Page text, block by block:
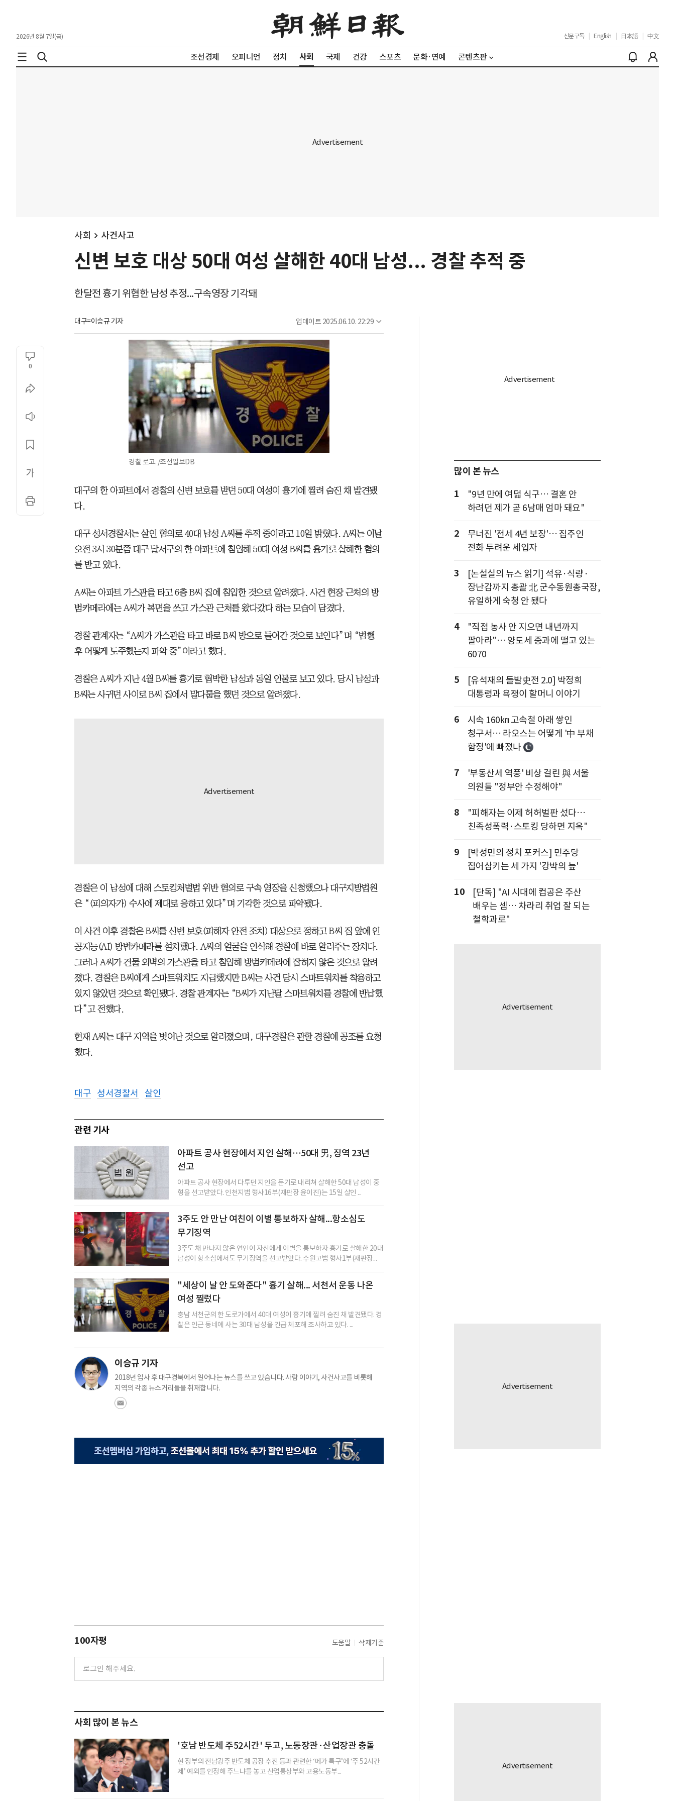
2026년 8월 7일(금) 신문구독 English 日本語 中文
조선경제 오피니언 정치 사회 국제 건강 스포츠 문화·연예 콘텐츠판
사회 사건사고
신변 보호 대상 50대 여성 살해한 40대 남성... 경찰 추적 중
한달전 흉기 위협한 남성 추정...구속영장 기각돼
대구=이승규 기자 업데이트 2025.06.10. 22:29
0
경찰 로고. /조선일보DB
대구의 한 아파트에서 경찰의 신변 보호를 받던 50대 여성이 흉기에 찔려 숨진 채 발견됐
다.
대구 성서경찰서는 살인 혐의로 40대 남성 A씨를 추적 중이라고 10일 밝혔다. A씨는 이날
오전 3시 30분쯤 대구 달서구의 한 아파트에 침입해 50대 여성 B씨를 흉기로 살해한 혐의
를 받고 있다.
A씨는 아파트 가스관을 타고 6층 B씨 집에 침입한 것으로 알려졌다. 사건 현장 근처의 방
범카메라에는 A씨가 복면을 쓰고 가스관 근처를 왔다갔다 하는 모습이 담겼다.
경찰 관계자는 “A씨가 가스관을 타고 바로 B씨 방으로 들어간 것으로 보인다”며 “범행
후 어떻게 도주했는지 파악 중”이라고 했다.
경찰은 A씨가 지난 4월 B씨를 흉기로 협박한 남성과 동일 인물로 보고 있다. 당시 남성과
B씨는 사귀던 사이로 B씨 집에서 말다툼을 했던 것으로 알려졌다.
경찰은 이 남성에 대해 스토킹처벌법 위반 혐의로 구속 영장을 신청했으나 대구지방법원
은 “(피의자가) 수사에 제대로 응하고 있다”며 기각한 것으로 파악됐다.
이 사건 이후 경찰은 B씨를 신변 보호(피해자 안전 조치) 대상으로 정하고 B씨 집 앞에 인
공지능(AI) 방범카메라를 설치했다. A씨의 얼굴을 인식해 경찰에 바로 알려주는 장치다.
그러나 A씨가 건물 외벽의 가스관을 타고 침입해 방범카메라에 잡히지 않은 것으로 알려
졌다. 경찰은 B씨에게 스마트워치도 지급했지만 B씨는 사건 당시 스마트워치를 착용하고
있지 않았던 것으로 확인됐다. 경찰 관계자는 “B씨가 지난달 스마트워치를 경찰에 반납했
다”고 전했다.
현재 A씨는 대구 지역을 벗어난 것으로 알려졌으며, 대구경찰은 관할 경찰에 공조를 요청
했다.
대구 성서경찰서 살인
관련 기사
아파트 공사 현장에서 지인 살해…50대 男, 징역 23년
선고
아파트 공사 현장에서 다투던 지인을 둔기로 내리쳐 살해한 50대 남성이 중
형을 선고받았다. 인천지법 형사16부(재판장 윤이진)는 15일 살인 ...
3주도 안 만난 여친이 이별 통보하자 살해...항소심도
무기징역
3주도 채 만나지 않은 연인이 자신에게 이별을 통보하자 흉기로 살해한 20대
남성이 항소심에서도 무기징역을 선고받았다. 수원고법 형사1부(재판장...
"세상이 날 안 도와준다" 흉기 살해... 서천서 운동 나온
여성 찔렀다
충남 서천군의 한 도로가에서 40대 여성이 흉기에 찔려 숨진 채 발견됐다. 경
찰은 인근 동네에 사는 30대 남성을 긴급 체포해 조사하고 있다. ...
이승규 기자
2018년 입사 후 대구경북에서 일어나는 뉴스를 쓰고 있습니다. 사람 이야기, 사건사고를 비롯해
지역의 각종 뉴스거리들을 취재합니다.
100자평 도움말 삭제기준
사회 많이 본 뉴스
'호남 반도체 주52시간' 두고, 노동장관·산업장관 충돌
현 정부의 전남광주 반도체 공장 추진 등과 관련한 ‘메가 특구’에 ‘주 52시간
제’ 예외를 인정해 주느냐를 놓고 산업통상부와 고용노동부...
많이 본 뉴스
1
"9년 만에 여덟 식구… 결혼 안
하려던 제가 곧 6남매 엄마 돼요"
2
무너진 '전세 4년 보장'… 집주인
전화 두려운 세입자
3
[논설실의 뉴스 읽기] 석유·식량·
장난감까지 총괄 北 군수동원총국장,
유일하게 숙청 안 됐다
4
"직접 농사 안 지으면 내년까지
팔아라"… 양도세 중과에 떨고 있는
6070
5
[유석재의 돌발史전 2.0] 박정희
대통령과 욕쟁이 할머니 이야기
6
시속 160㎞ 고속철 아래 쌓인
청구서… 라오스는 어떻게 '中 부채
함정'에 빠졌나
7
'부동산세 역풍' 비상 걸린 與 서울
의원들 "정부안 수정해야"
8
"피해자는 이제 허허벌판 섰다…
친족성폭력·스토킹 당하면 지옥"
9
[박성민의 정치 포커스] 민주당
집어삼키는 세 가지 '강박의 늪'
10
[단독] "AI 시대에 컴공은 주산
배우는 셈… 차라리 취업 잘 되는
철학과로"